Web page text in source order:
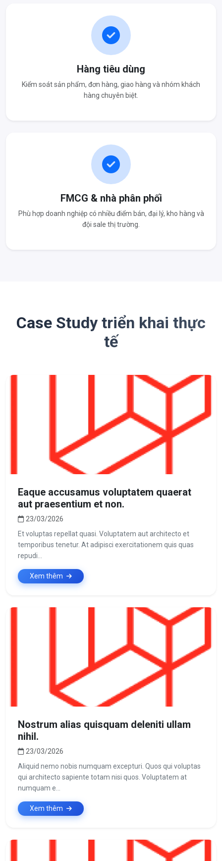
Hàng tiêu dùng
Kiểm soát sản phẩm, đơn hàng, giao hàng và nhóm khách
hàng chuyên biệt.
FMCG & nhà phân phối
Phù hợp doanh nghiệp có nhiều điểm bán, đại lý, kho hàng và
đội sale thị trường.
Case Study triển khai thực
tế
Eaque accusamus voluptatem quaerat
aut praesentium et non.
23/03/2026
Et voluptas repellat quasi. Voluptatem aut architecto et
temporibus tenetur. At adipisci exercitationem quis quas
repudi...
Xem thêm
Nostrum alias quisquam deleniti ullam
nihil.
23/03/2026
Aliquid nemo nobis numquam excepturi. Quos qui voluptas
qui architecto sapiente totam nisi quos. Voluptatem at
numquam e...
Xem thêm